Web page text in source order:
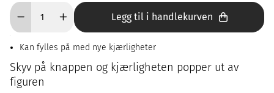
Legg til i handlekurven
Kan fylles på med nye kjærligheter
Skyv på knappen og kjærligheten popper ut av
figuren